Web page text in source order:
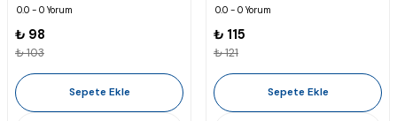
0.0 - 0 Yorum
₺ 98
₺ 103
Sepete Ekle
0.0 - 0 Yorum
₺ 115
₺ 121
Sepete Ekle